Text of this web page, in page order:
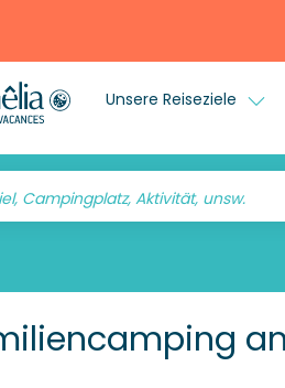
Unsere Reiseziele
Campingplatz, Aktivität, unsw.